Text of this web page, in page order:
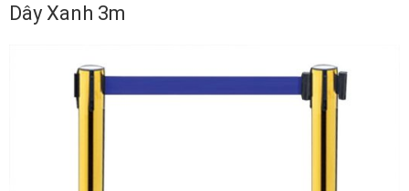
Dây Xanh 3m